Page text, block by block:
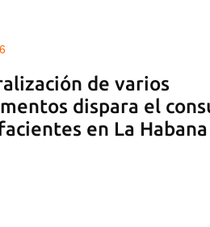
de varios
dispara el
en La Habana